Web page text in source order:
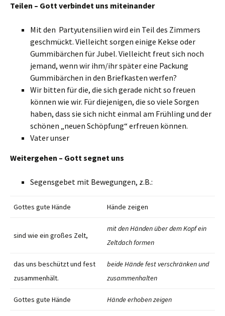
Teilen – Gott verbindet uns miteinander
Mit den Partyutensilien wird ein Teil des Zimmers
geschmückt. Vielleicht sorgen einige Kekse oder
Gummibärchen für Jubel. Vielleicht freut sich noch
jemand, wenn wir ihm/ihr später eine Packung
Gummibärchen in den Briefkasten werfen?
Wir bitten für die, die sich gerade nicht so freuen
können wie wir. Für diejenigen, die so viele Sorgen
haben, dass sie sich nicht einmal am Frühling und der
schönen „neuen Schöpfung“ erfreuen können.
Vater unser
Weitergehen – Gott segnet uns
Segensgebet mit Bewegungen, z.B.:
Gottes gute Hände Hände zeigen
sind wie ein großes Zelt,
mit den Händen über dem Kopf ein
Zeltdach formen
das uns beschützt und fest
zusammenhält.
beide Hände fest verschränken und
zusammenhalten
Gottes gute Hände Hände erhoben zeigen